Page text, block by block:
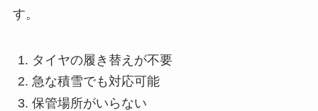
す。
タイヤの履き替えが不要
急な積雪でも対応可能
保管場所がいらない